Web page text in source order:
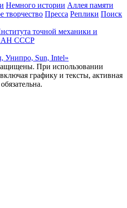
Немного истории Аллея памяти
творчество Пресса Реплики Поиск
точной механики и
АН СССР
Унипро, Sun, Intel»
При использовании
графику и тексты, активная
обязательна.